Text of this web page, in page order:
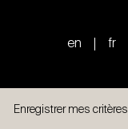
en fr
Enregistrer mes critères